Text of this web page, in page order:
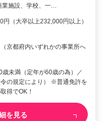
施設、学校、一…
（大卒以上232,000円以上）
京都府内いずれかの事業所へ
未満（定年が60歳の為）／
の規定により） ※普通免許を
得でOK！
を見る